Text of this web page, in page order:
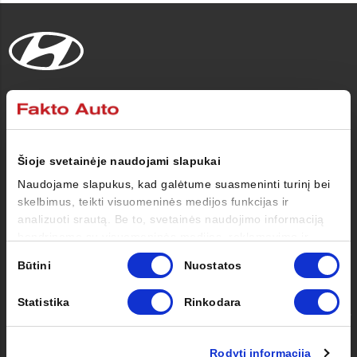
Šioje svetainėje naudojami slapukai
Naudojame slapukus, kad galėtume suasmeninti turinį bei
skelbimus, teikti visuomeninės medijos funkcijas ir
analizuoti srautą. Be to, svetainės naudojimo informaciją
analizės partneriais, kurie gali ją pridėti prie kitos jūsų
pateiktos arba naudojant paslaugas surinktos informacijos.
Būtini Nuostatos
Statistika Rinkodara
Rodyti informaciją
Automobiliai
Pirkėjui
Savininkui
Apie mus